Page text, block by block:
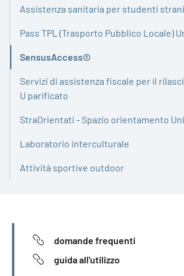
Assistenza sanitaria per studenti
Pass TPL (Trasporto Pubblico Locale)
SensusAccess©
Attivo
Servizi di assistenza fiscale per il
U parificato
StraOrientati - Spazio orientamento
Laboratorio interculturale
Attività sportive outdoor
domande frequenti
guida all'utilizzo